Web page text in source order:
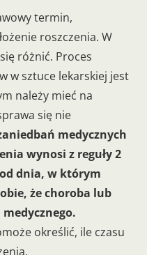
termin,
roszczenia. W
różnić. Proces
w sztuce lekarskiej jest
należy mieć na
się nie
medycznych
wynosi z reguły 2
dnia, w którym
że choroba lub
określić, ile czasu